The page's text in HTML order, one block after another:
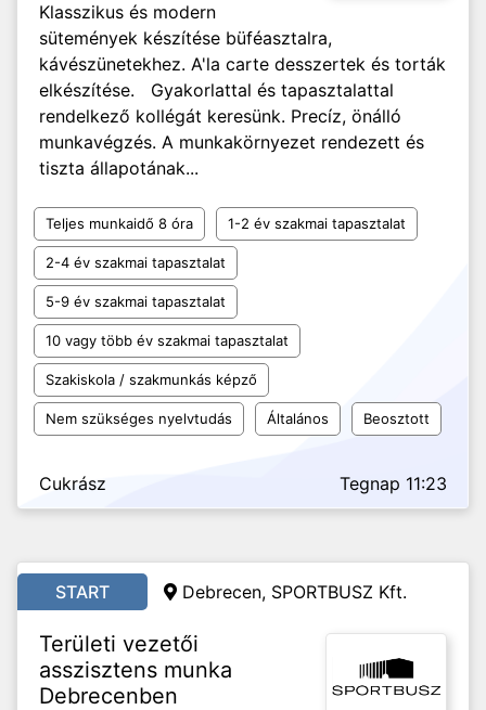
Klasszikus és modern
sütemények készítése büféasztalra,
kávészünetekhez. A'la carte desszertek és torták
elkészítése. Gyakorlattal és tapasztalattal
rendelkező kollégát keresünk. Precíz, önálló
munkavégzés. A munkakörnyezet rendezett és
tiszta állapotának...
Teljes munkaidő 8 óra 1-2 év szakmai tapasztalat
2-4 év szakmai tapasztalat
5-9 év szakmai tapasztalat
10 vagy több év szakmai tapasztalat
Szakiskola / szakmunkás képző
Nem szükséges nyelvtudás Általános Beosztott
Cukrász Tegnap 11:23
START Debrecen, SPORTBUSZ Kft.
Területi vezetői
asszisztens munka
Debrecenben